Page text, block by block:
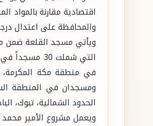
اقتصادية مقارنة بالمواد
والمحافظة على اعتدال
ويأتي مسجد القلعة ضمن
ومسجدان في المنطقة
الحدود الشمالية، تبوك،
ويعمل مشروع الأمير محمد